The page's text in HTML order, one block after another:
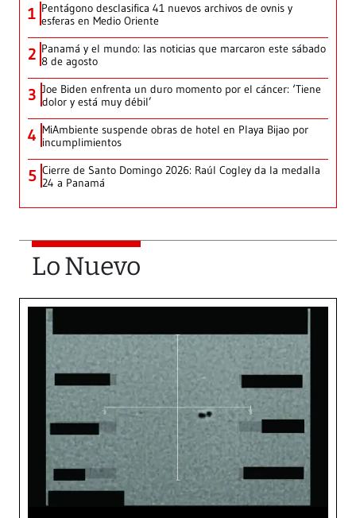
1 Pentágono desclasifica 41 nuevos archivos de ovnis y
esferas en Medio Oriente
2 Panamá y el mundo: las noticias que marcaron este sábado
8 de agosto
3 Joe Biden enfrenta un duro momento por el cáncer: ‘Tiene
dolor y está muy débil’
4 MiAmbiente suspende obras de hotel en Playa Bijao por
incumplimientos
5 Cierre de Santo Domingo 2026: Raúl Cogley da la medalla
24 a Panamá
Lo Nuevo